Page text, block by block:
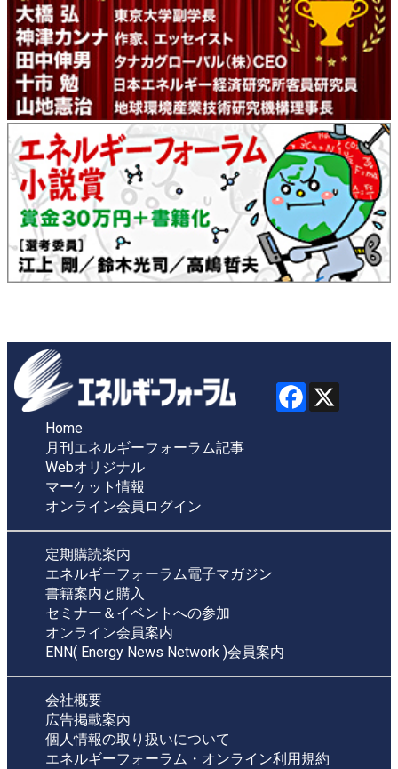
Home
月刊エネルギーフォーラム記事
Webオリジナル
マーケット情報
オンライン会員ログイン
定期購読案内
エネルギーフォーラム電子マガジン
書籍案内と購入
セミナー＆イベントへの参加
オンライン会員案内
ENN( Energy News Network )会員案内
会社概要
広告掲載案内
個人情報の取り扱いについて
エネルギーフォーラム・オンライン利用規約